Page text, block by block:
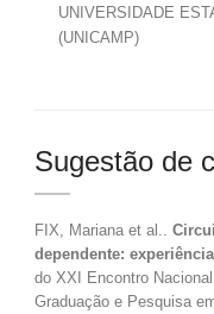
UNIVERSIDADE
(UNICAMP)
Sugestão de
FIX, Mariana et al..
dependente:
do XXI Encontro
Graduação e Pesquisa